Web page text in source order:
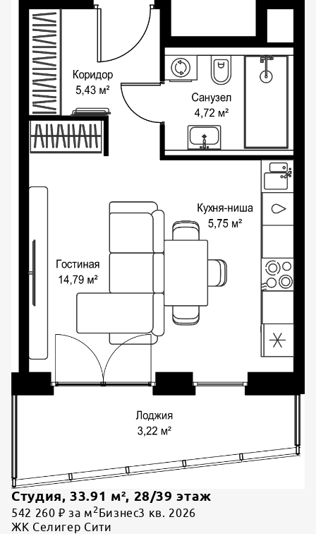
Студия, 33.91 м², 28/39 этаж
542 260 ₽ за м 2 Бизнес3 кв. 2026
ЖК Селигер Сити